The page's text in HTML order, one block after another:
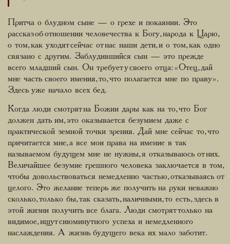
Притча о блудном сыне — о грехе и покаянии. Это
рассказ об отношении человечества к Богу, народа к Царю,
о том, как уходят сейчас от нас наши дети, и о том, как одно
связано с другим. Заблудившийся сын — это прежде
всего младший сын. Он требует у своего отца: «Отец, дай
мне часть своего имения, то, что полагается мне по праву».
Здесь уже начало всех бед.
Когда люди смотрят на Божии дары как на то, что Бог
должен дать им, это оказывается безумием даже с
практической земной точки зрения. Дай мне сейчас то, что
причитается мне, а все мои права на имение в так
называемом будущем мне не нужны, я отказываюсь от них.
Величайшее безумие грешного человека заключается в том,
чтобы довольствоваться немедленно частью, отказываясь от
целого. Это желание теперь же получить на руки неважно
сколько, только бы, так сказать, наличными, то есть, здесь в
этой жизни получить все блага. Люди смотрят только на
видимое, ищут сиюминутного успеха и немедленного
наслаждения. А жизнь будущего века их мало заботит.